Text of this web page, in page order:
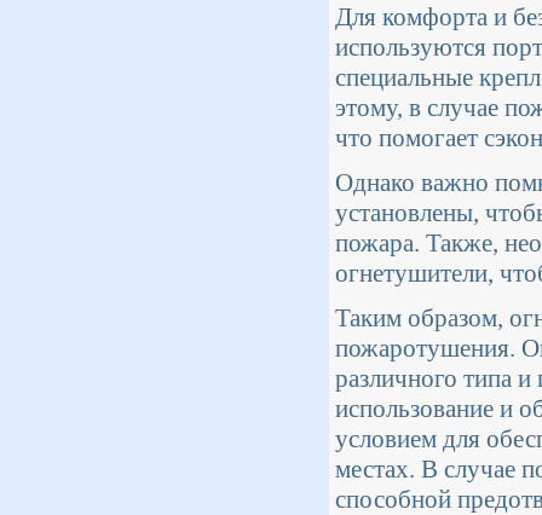
Для комфорта и
используются
специальные
этому, в случае
что помогает
Однако важно
установлены,
пожара. Также,
огнетушители,
Таким образом,
пожаротушения.
различного типа
использование и
условием для
местах. В случае
способной